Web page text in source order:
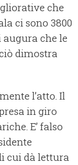
che
ci sono 3800
che le
dimostra
l’atto. Il
in giro
E’ falso
cui dà lettura